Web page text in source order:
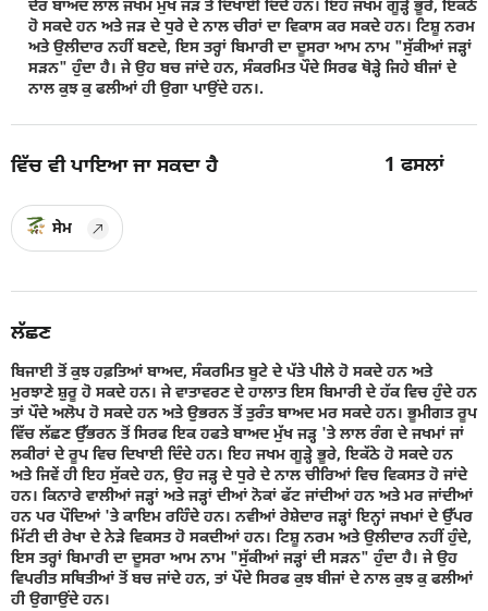
ਦੇਰ ਬਾਅਦ ਲਾਲ ਜਖਮ ਮੁੱਖ ਜੜ ਤੇ ਦਿਖਾਈ ਦਿੰਦੇ ਹਨ। ਇਹ ਜਖਮ ਗੂੜ੍ਹੇ ਭੂਰੇ, ਇਕੱਠੇ
ਹੋ ਸਕਦੇ ਹਨ ਅਤੇ ਜੜ ਦੇ ਧੁਰੇ ਦੇ ਨਾਲ ਚੀਰਾਂ ਦਾ ਵਿਕਾਸ ਕਰ ਸਕਦੇ ਹਨ। ਟਿਸ਼ੂ ਨਰਮ
ਅਤੇ ਉਲੀਦਾਰ ਨਹੀਂ ਬਣਦੇ, ਇਸ ਤਰ੍ਹਾਂ ਬਿਮਾਰੀ ਦਾ ਦੂਸਰਾ ਆਮ ਨਾਮ "ਸੁੱਕੀਆਂ ਜੜ੍ਹਾਂ
ਸੜਨ" ਹੁੰਦਾ ਹੈ। ਜੇ ਉਹ ਬਚ ਜਾਂਦੇ ਹਨ, ਸੰਕਰਮਿਤ ਪੌਦੇ ਸਿਰਫ ਥੋੜ੍ਹੇ ਜਿਹੇ ਬੀਜਾਂ ਦੇ
ਨਾਲ ਕੁਝ ਕੁ ਫਲੀਆਂ ਹੀ ਉਗਾ ਪਾਉਂਦੇ ਹਨ।.
ਵਿੱਚ ਵੀ ਪਾਇਆ ਜਾ ਸਕਦਾ ਹੈ 1ਫਸਲਾਂ
ਸੇਮ
ਲੱਛਣ
ਬਿਜਾਈ ਤੋਂ ਕੁਝ ਹਫ਼ਤਿਆਂ ਬਾਅਦ, ਸੰਕਰਮਿਤ ਬੂਟੇ ਦੇ ਪੱਤੇ ਪੀਲੇ ਹੋ ਸਕਦੇ ਹਨ ਅਤੇ
ਮੁਰਝਾਣੇ ਸ਼ੁਰੂ ਹੋ ਸਕਦੇ ਹਨ। ਜੇ ਵਾਤਾਵਰਣ ਦੇ ਹਾਲਾਤ ਇਸ ਬਿਮਾਰੀ ਦੇ ਹੱਕ ਵਿਚ ਹੁੰਦੇ ਹਨ
ਤਾਂ ਪੌਦੇ ਅਲੋਪ ਹੋ ਸਕਦੇ ਹਨ ਅਤੇ ਉਭਰਨ ਤੋਂ ਤੁਰੰਤ ਬਾਅਦ ਮਰ ਸਕਦੇ ਹਨ। ਭੂਮੀਗਤ ਰੂਪ
ਵਿੱਚ ਲੱਛਣ ਉੱਭਰਨ ਤੋਂ ਸਿਰਫ ਇਕ ਹਫਤੇ ਬਾਅਦ ਮੁੱਖ ਜੜ੍ਹ 'ਤੇ ਲਾਲ ਰੰਗ ਦੇ ਜਖਮਾਂ ਜਾਂ
ਲਕੀਰਾਂ ਦੇ ਰੂਪ ਵਿਚ ਦਿਖਾਈ ਦਿੰਦੇ ਹਨ। ਇਹ ਜਖਮ ਗੂੜ੍ਹੇ ਭੂਰੇ, ਇਕੱਠੇ ਹੋ ਸਕਦੇ ਹਨ
ਅਤੇ ਜਿਵੇਂ ਹੀ ਇਹ ਸੁੱਕਦੇ ਹਨ, ਉਹ ਜੜ੍ਹ ਦੇ ਧੁਰੇ ਦੇ ਨਾਲ ਚੀਰਿਆਂ ਵਿਚ ਵਿਕਸਤ ਹੋ ਜਾਂਦੇ
ਹਨ। ਕਿਨਾਰੇ ਵਾਲੀਆਂ ਜੜ੍ਹਾਂ ਅਤੇ ਜੜ੍ਹਾਂ ਦੀਆਂ ਨੋਕਾਂ ਫੱਟ ਜਾਂਦੀਆਂ ਹਨ ਅਤੇ ਮਰ ਜਾਂਦੀਆਂ
ਹਨ ਪਰ ਪੌਦਿਆਂ 'ਤੇ ਕਾਇਮ ਰਹਿੰਦੇ ਹਨ। ਨਵੀਆਂ ਰੇਸ਼ੇਦਾਰ ਜੜ੍ਹਾਂ ਇਨ੍ਹਾਂ ਜਖਮਾਂ ਦੇ ਉੱਪਰ
ਮਿੱਟੀ ਦੀ ਰੇਖਾ ਦੇ ਨੇੜੇ ਵਿਕਸਤ ਹੋ ਸਕਦੀਆਂ ਹਨ। ਟਿਸ਼ੂ ਨਰਮ ਅਤੇ ਉਲੀਦਾਰ ਨਹੀਂ ਹੁੰਦੇ,
ਇਸ ਤਰ੍ਹਾਂ ਬਿਮਾਰੀ ਦਾ ਦੂਸਰਾ ਆਮ ਨਾਮ "ਸੁੱਕੀਆਂ ਜੜ੍ਹਾਂ ਦੀ ਸੜਨ" ਹੁੰਦਾ ਹੈ। ਜੇ ਉਹ
ਵਿਪਰੀਤ ਸਥਿਤੀਆਂ ਤੋਂ ਬਚ ਜਾਂਦੇ ਹਨ, ਤਾਂ ਪੌਦੇ ਸਿਰਫ ਕੁਝ ਬੀਜਾਂ ਦੇ ਨਾਲ ਕੁਝ ਕੁ ਫਲੀਆਂ
ਹੀ ਉਗਾਉਂਦੇ ਹਨ।